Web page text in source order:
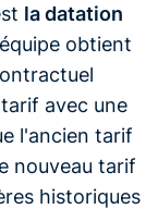
la datation
obtient
avec une
l'ancien tarif
nouveau tarif
historiques